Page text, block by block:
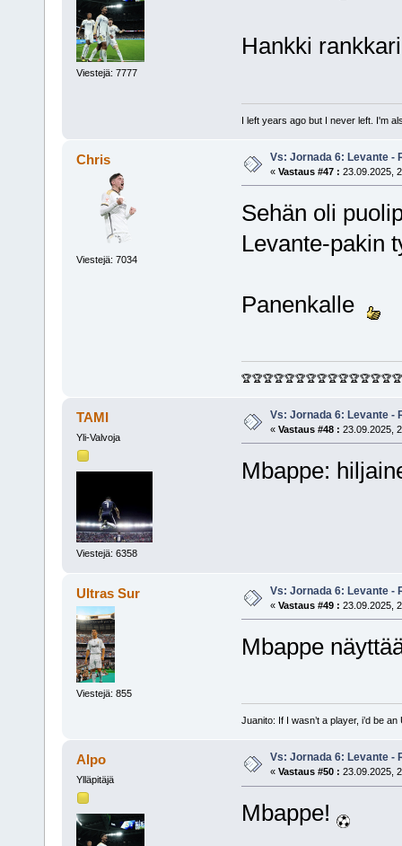
Viestejä: 7777
Hankki
I left years ago but I never left. I'm
Chris
Viestejä: 7034
Vs: Jornada 6: Levante -
« Vastaus #47 : 23.09.2025,
Sehän oli
Levante-pakin
Panenkalle
🏆🏆🏆🏆🏆🏆🏆🏆🏆🏆🏆🏆🏆🏆🏆
TAMI
Yli-Valvoja
Viestejä: 6358
Vs: Jornada 6: Levante -
« Vastaus #48 : 23.09.2025,
Mbappe:
Ultras Sur
Viestejä: 855
Vs: Jornada 6: Levante -
« Vastaus #49 : 23.09.2025,
Mbappe
Juanito: If I wasn’t a player, i’d be an
Alpo
Ylläpitäjä
Vs: Jornada 6: Levante -
« Vastaus #50 : 23.09.2025,
Mbappe!